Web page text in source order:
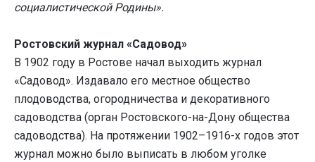
социалистической Родины».
Ростовский журнал «Садовод»
В 1902 году в Ростове начал выходить журнал
«Садовод». Издавало его местное общество
плодоводства, огородничества и декоративного
садоводства (орган Ростовского-на-Дону общества
садоводства). На протяжении 1902–1916-х годов этот
журнал можно было выписать в любом уголке